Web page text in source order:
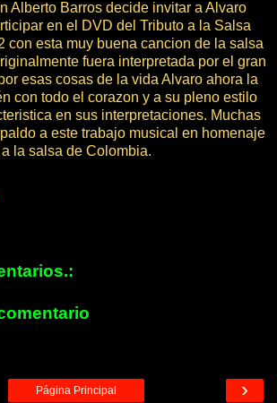
Alberto Barros decide invitar a Alvaro
en el DVD del Tributo a la Salsa
con esta muy buena cancion de la salsa
fuera interpretada por el gran
esas cosas de la vida Alvaro ahora la
con todo el corazon y a su pleno estilo
en sus interpretaciones. Muchas
a este trabajo musical en homenaje
a la salsa de Colombia.
›
Página Principal